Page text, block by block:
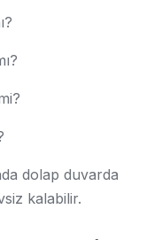
dolap duvarda
kalabilir.